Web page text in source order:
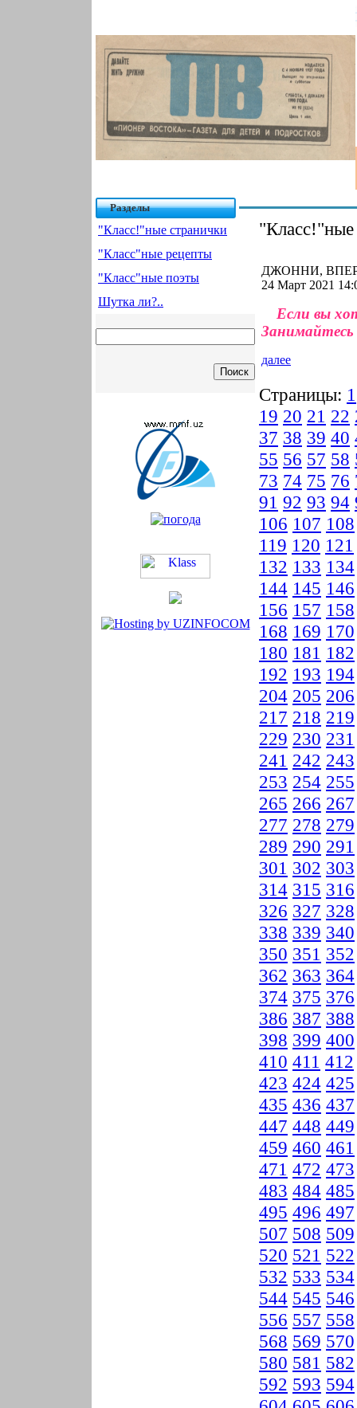
Разделы
"Класс!"ные странички
"Класс"ные рецепты
"Класс"ные поэты
Шутка ли?..
"Класс!"ные
ДЖОННИ,
24 Март 2021
Если вы
Занимайтесь
далее
Страницы: 1
19 20 21 22
37 38 39 40
55 56 57 58
73 74 75 76
91 92 93 94
106 107 108
119 120 121
132 133 134
144 145 146
156 157 158
168 169 170
180 181 182
192 193 194
204 205 206
217 218 219
229 230 231
241 242 243
253 254 255
265 266 267
277 278 279
289 290 291
301 302 303
314 315 316
326 327 328
338 339 340
350 351 352
362 363 364
374 375 376
386 387 388
398 399 400
410 411 412
423 424 425
435 436 437
447 448 449
459 460 461
471 472 473
483 484 485
495 496 497
507 508 509
520 521 522
532 533 534
544 545 546
556 557 558
568 569 570
580 581 582
592 593 594